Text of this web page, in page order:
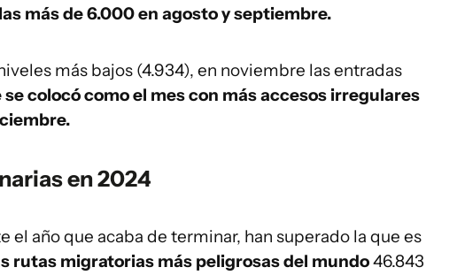
más de 6.000 en agosto y septiembre.
más bajos (4.934), en noviembre las entradas
se colocó como el mes con más accesos irregulares
en 2024
el año que acaba de terminar, han superado la que es
rutas migratorias más peligrosas del mundo46.843